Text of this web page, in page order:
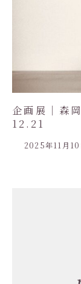
企画展｜森
12.21
2025年11月10